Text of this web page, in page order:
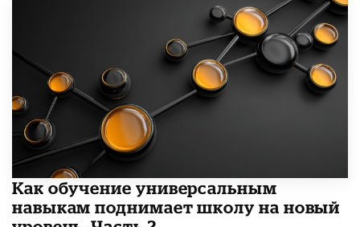
​Как обучение универсальным
навыкам поднимает школу на новый